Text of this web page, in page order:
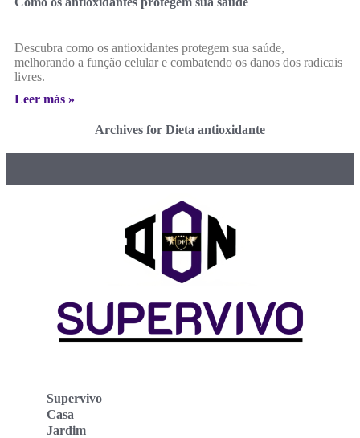
Descubra como os antioxidantes protegem sua saúde,
melhorando a função celular e combatendo os danos dos radicais
livres.
Leer más »
Archives for Dieta antioxidante
Supervivo
Casa
Jardim